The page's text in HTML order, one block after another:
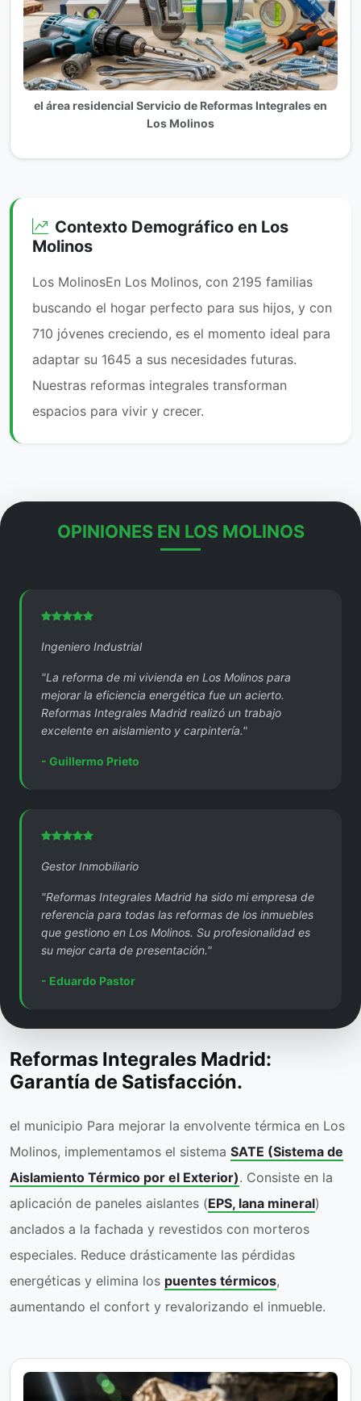
el área residencial Servicio de Reformas Integrales en
Los Molinos
Contexto Demográfico en Los
Molinos
Los MolinosEn Los Molinos, con 2195 familias
buscando el hogar perfecto para sus hijos, y con
710 jóvenes creciendo, es el momento ideal para
adaptar su 1645 a sus necesidades futuras.
Nuestras reformas integrales transforman
espacios para vivir y crecer.
OPINIONES EN LOS MOLINOS
Ingeniero Industrial
"La reforma de mi vivienda en Los Molinos para
mejorar la eficiencia energética fue un acierto.
Reformas Integrales Madrid realizó un trabajo
excelente en aislamiento y carpintería."
- Guillermo Prieto
Gestor Inmobiliario
"Reformas Integrales Madrid ha sido mi empresa de
referencia para todas las reformas de los inmuebles
que gestiono en Los Molinos. Su profesionalidad es
su mejor carta de presentación."
- Eduardo Pastor
Reformas Integrales Madrid:
Garantía de Satisfacción.
el municipio Para mejorar la envolvente térmica en Los
Molinos, implementamos el sistema SATE (Sistema de
Aislamiento Térmico por el Exterior). Consiste en la
aplicación de paneles aislantes (EPS, lana mineral)
anclados a la fachada y revestidos con morteros
especiales. Reduce drásticamente las pérdidas
energéticas y elimina los puentes térmicos,
aumentando el confort y revalorizando el inmueble.